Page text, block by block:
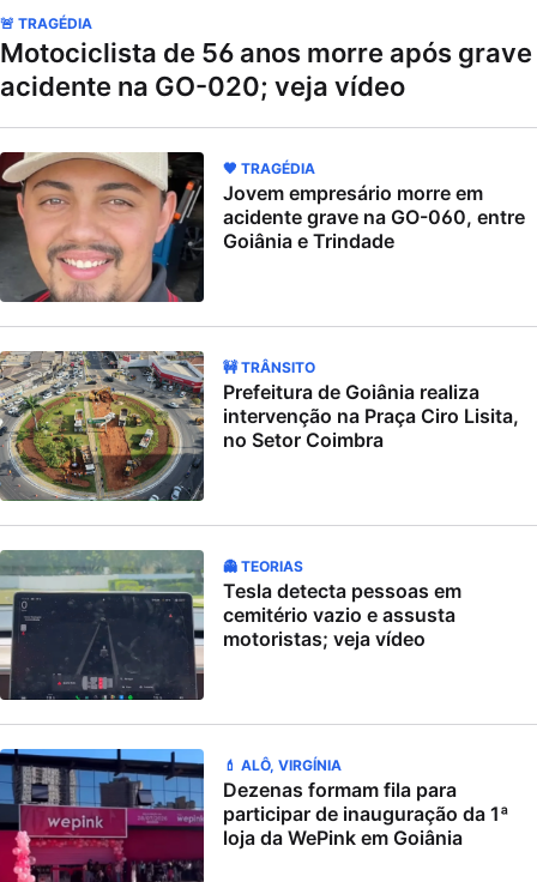
🚨 TRAGÉDIA
Motociclista de 56 anos morre após grave
acidente na GO-020; veja vídeo
🖤 TRAGÉDIA
Jovem empresário morre em
acidente grave na GO-060, entre
Goiânia e Trindade
🚧 TRÂNSITO
Prefeitura de Goiânia realiza
intervenção na Praça Ciro Lisita,
no Setor Coimbra
👻 TEORIAS
Tesla detecta pessoas em
cemitério vazio e assusta
motoristas; veja vídeo
💄 ALÔ, VIRGÍNIA
Dezenas formam fila para
participar de inauguração da 1ª
loja da WePink em Goiânia